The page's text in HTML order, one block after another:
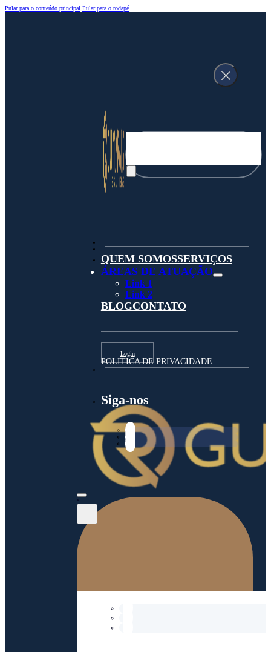
Pular para o conteúdo principal Pular para o rodapé
QUEM SOMOSSERVIÇOS
ÁREAS DE ATUAÇÃO
Link 1
Link 2
BLOGCONTATO
Login
POLITICA DE PRIVACIDADE
Siga-nos